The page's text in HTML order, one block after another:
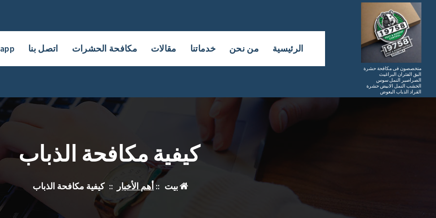
التجاوز
المحتوى
متخصصون فى مكافحة حشرة
البق الفئران البراغيث
الصراصير النمل سوس
الخشب النمل الابيض حشرة
القراد الذباب البعوض
الرئيسية من نحن خدماتنا مقالات مكافحة الحشرات اتصل بنا
كيفية مكافحة الذباب
بيت ::أهم الأخبار :: كيفية مكافحة الذباب